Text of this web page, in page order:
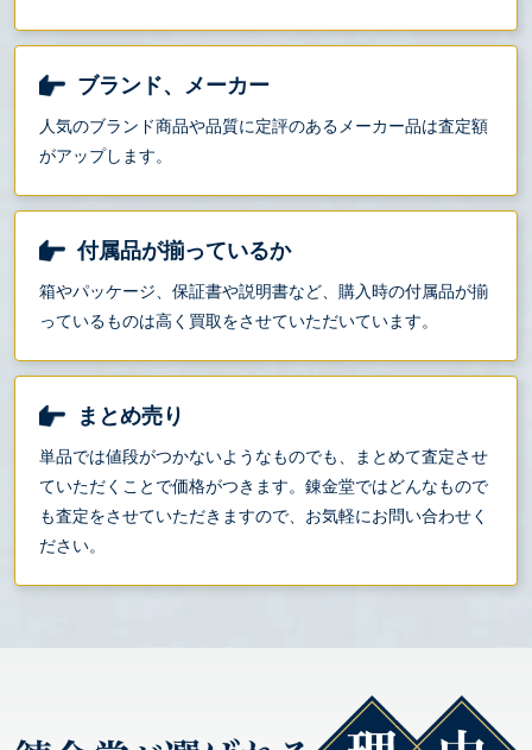
ブランド、メーカー
人気のブランド商品や品質に定評のあるメーカー品は査定額
がアップします。
付属品が揃っているか
箱やパッケージ、保証書や説明書など、購入時の付属品が揃
っているものは高く買取をさせていただいています。
まとめ売り
単品では値段がつかないようなものでも、まとめて査定させ
ていただくことで価格がつきます。錬金堂ではどんなもので
も査定をさせていただきますので、お気軽にお問い合わせく
ださい。